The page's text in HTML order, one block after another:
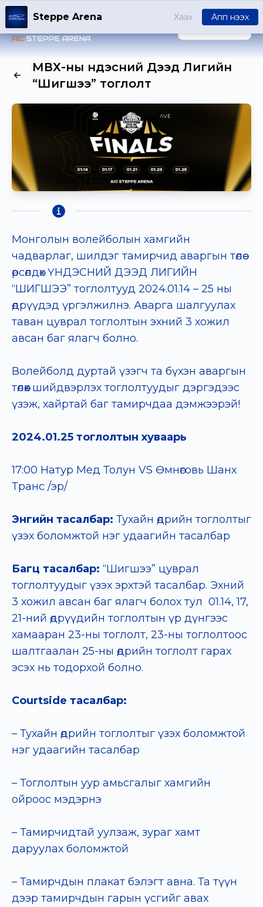
МВХ-ны Үндэсний Дээд Лигийн
“Шигшээ” тоглолт
Монголын волейболын хамгийн
чадварлаг, шилдэг тамирчид аваргын төлөө
өрсөлдөх ҮНДЭСНИЙ ДЭЭД ЛИГИЙН
“ШИГШЭЭ” тоглолтууд 2024.01.14 – 25 ны
өдрүүдэд үргэлжилнэ. Аварга шалгуулах
таван цуврал тоглолтын эхний 3 хожил
авсан баг ялагч болно.
Волейболд дуртай үзэгч та бүхэн аваргын
төлөөх шийдвэрлэх тоглолтуудыг дэргэдээс
үзэж, хайртай баг тамирчдаа дэмжээрэй!
2024.01.25 тоглолтын хуваарь
17:00 Натур Мед Толун VS Өмнөговь Шанх
Транс /эр/
Энгийн тасалбар: Тухайн өдрийн тоглолтыг
үзэх боломжтой нэг удаагийн тасалбар
Багц тасалбар: “Шигшээ” цуврал
тоглолтуудыг үзэх эрхтэй тасалбар. Эхний
3 хожил авсан баг ялагч болох тул 01.14, 17,
21-ний өдрүүдийн тоглолтын үр дүнгээс
хамааран 23-ны тоглолт, 23-ны тоглолтоос
шалтгаалан 25-ны өдрийн тоглолт гарах
эсэх нь тодорхой болно.
Courtside тасалбар:
– Тухайн өдрийн тоглолтыг үзэх боломжтой
нэг удаагийн тасалбар
– Тоглолтын уур амьсгалыг хамгийн
ойроос мэдэрнэ
– Тамирчидтай уулзаж, зураг хамт
даруулах боломжтой
– Тамирчдын плакат бэлэгт авна. Та түүн
дээр тамирчдын гарын үсгийг авах
Steppe Arena Хаах Апп нээх